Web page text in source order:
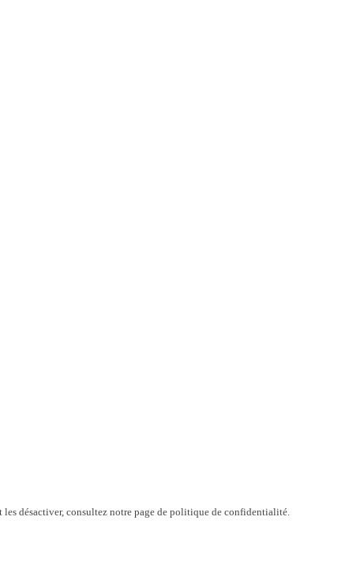
désactiver, consultez notre page de politique de confidentialité.